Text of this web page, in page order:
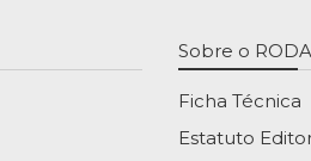
Sobre o
Ficha Técnica
Estatuto